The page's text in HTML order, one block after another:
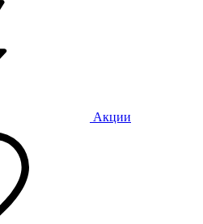
Акции